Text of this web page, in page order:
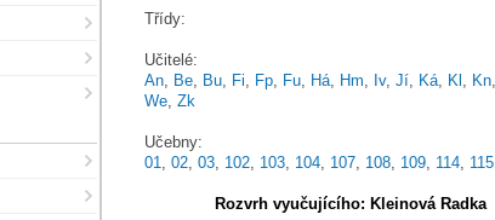
Třídy:
Učitelé:
An
Be Bu Fi Fp Fu Há Hm Iv, Jí Ká Kl Kn
We Zk
Učebny:
01
02 03 102 103 104 107 108 109 114 115
Rozvrh vyučujícího: Kleinová Radka